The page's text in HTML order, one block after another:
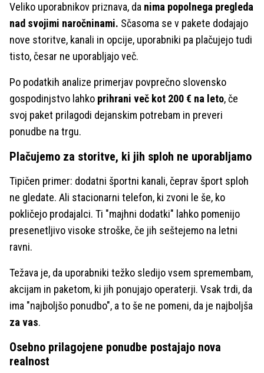
Veliko uporabnikov priznava, da nima popolnega pregleda
nad svojimi naročninami. Sčasoma se v pakete dodajajo
nove storitve, kanali in opcije, uporabniki pa plačujejo tudi
tisto, česar ne uporabljajo več.
Po podatkih analize primerjav povprečno slovensko
gospodinjstvo lahko prihrani več kot 200 € na leto, če
svoj paket prilagodi dejanskim potrebam in preveri
ponudbe na trgu.
Plačujemo za storitve, ki jih sploh ne uporabljamo
Tipičen primer: dodatni športni kanali, čeprav šport sploh
ne gledate. Ali stacionarni telefon, ki zvoni le še, ko
pokličejo prodajalci. Ti "majhni dodatki" lahko pomenijo
presenetljivo visoke stroške, če jih seštejemo na letni
ravni.
Težava je, da uporabniki težko sledijo vsem spremembam,
akcijam in paketom, ki jih ponujajo operaterji. Vsak trdi, da
ima "najboljšo ponudbo", a to še ne pomeni, da je najboljša
za vas.
Osebno prilagojene ponudbe postajajo nova
realnost